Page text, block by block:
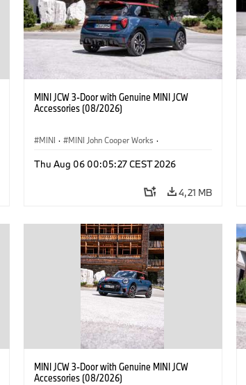
MINI JCW 3-Door with Genuine MINI JCW
Accessories (08/2026)
MINI · MINI John Cooper Works ·
Doplňky na přání, příslušenství
Thu Aug 06 00:05:27 CEST 2026
4,21 MB
MINI JCW 3-Door with Genuine MINI JCW
Accessories (08/2026)